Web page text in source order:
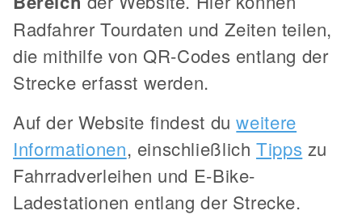
Radfahrer Tourdaten und Zeiten teilen,
die mithilfe von QR-Codes entlang der
Strecke erfasst werden.
Auf der Website findest duweitere
Informationen, einschließlich Tipps zu
Fahrradverleihen und E-Bike-
Ladestationen entlang der Strecke.